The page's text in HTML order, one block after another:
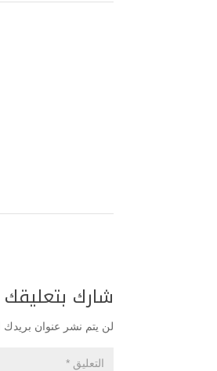
شارك بتعليقك
لن يتم نشر عنوان بريدك